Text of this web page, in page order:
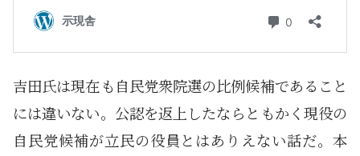
吉田氏は現在も自民党衆院選の比例候補であること
には違いない。公認を返上したならともかく現役の
自民党候補が立民の役員とはありえない話だ。本